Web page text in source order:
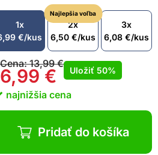
1x
€/kus
Najlepšia voľba
2x
6,50 €/kus
3x
6,08 €/kus
Cena:13,99€
6,99€ Uložiť 50%
najnižšia cena
Pridať do košíka